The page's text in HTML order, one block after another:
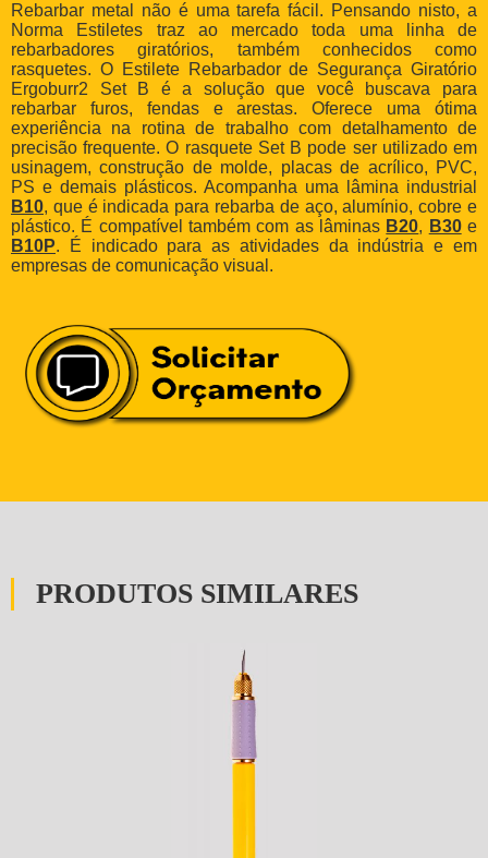
Rebarbar metal não é uma tarefa fácil. Pensando nisto, a
Norma Estiletes traz ao mercado toda uma linha de
rebarbadores giratórios, também conhecidos como
rasquetes. O Estilete Rebarbador de Segurança Giratório
Ergoburr2 Set B é a solução que você buscava para
rebarbar furos, fendas e arestas. Oferece uma ótima
experiência na rotina de trabalho com detalhamento de
precisão frequente. O rasquete Set B pode ser utilizado em
usinagem, construção de molde, placas de acrílico, PVC,
PS e demais plásticos. Acompanha uma lâmina industrial
B10, que é indicada para rebarba de aço, alumínio, cobre e
plástico. É compatível também com as lâminas B20, B30e
B10P. É indicado para as atividades da indústria e em
empresas de comunicação visual.
PRODUTOS SIMILARES